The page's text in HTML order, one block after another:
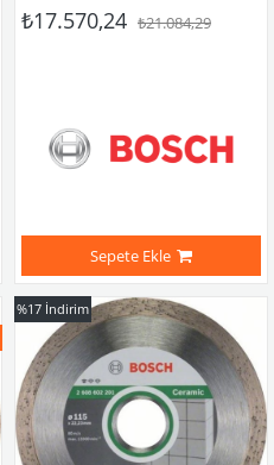
₺17.570,24 ₺21.084,29
Sepete Ekle
%17 İndirim